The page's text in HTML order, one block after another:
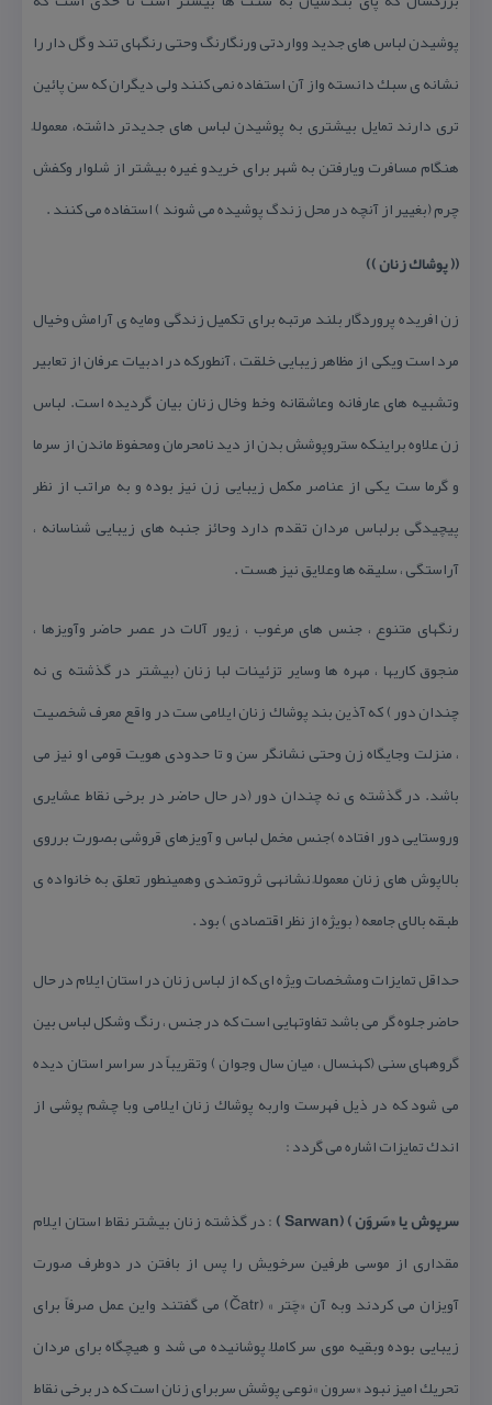
پوشیدن لباس های جدید وواردتی ورنگارنگ وحتی رنگهای تند و گل دار را
نشانه ی سبك دانسته واز آن استفاده نمی كنند ولی دیگران كه سن پائین
تری دارند تمایل بیشتری به پوشیدن لباس های جدیدتر داشته، معمولاً
هنگام مسافرت ویارفتن به شهر برای خریدو غیره بیشتر از شلوار وكفش
چرم (بغییر از آنچه در محل زندگ پوشیده می شوند ) استفاده می كنند .
(( پوشاك زنان ))
زن افریده پروردگار بلند مرتبه برای تكمیل زندگی ومایه ی آرامش وخیال
مرد است ویكی از مظاهر زیبایی خلقت ، آنطوركه در ادبیات عرفان از تعابیر
وتشبیه های عارفانه وعاشقانه وخط وخال زنان بیان گردیده است. لباس
زن علاوه براینكه ستروپوشش بدن از دید نامحرمان ومحفوظ ماندن از سرما
و گرما ست یكی از عناصر مكمل زیبایی زن نیز بوده و به مراتب از نظر
پیچیدگی برلباس مردان تقدم دارد وحائز جنبه های زیبایی شناسانه ،
آراستگی ، سلیقه ها وعلایق نیز هست .
رنگهای متنوع ، جنس های مرغوب ، زیور آلات در عصر حاضر وآویزها ،
منجوق كاریها ، مهره ها وسایر تزئینات لبا زنان (بیشتر در گذشته ی نه
چندان دور ) كه آذین بند پوشاك زنان ایلامی ست در واقع معرف شخصیت
، منزلت وجایگاه زن وحتی نشانگر سن و تا حدودی هویت قومی او نیز می
باشد. در گذشته ی نه چندان دور (در حال حاضر در برخی نقاط عشایری
وروستایی دور افتاده )جنس مخمل لباس و آویزهای قروشی بصورت برروی
بالاپوش های زنان معمولاً نشانهی ثروتمندی وهمینطور تعلق به خانواده ی
طبقه بالای جامعه ( بویژه از نظر اقتصادی ) بود .
حداقل تمایزات ومشخصات ویژه ای كه از لباس زنان در استان ایلام در حال
حاضر جلوه گر می باشد تفاوتهایی است كه در جنس ، رنگ وشكل لباس بین
گروههای سنی (كهنسال ، میان سال وجوان ) وتقریباً در سراسر استان دیده
می شود كه در ذیل فهرست واربه پوشاك زنان ایلامی وبا چشم پوشی از
اندك تمایزات اشاره می گردد :
سرپوش یا «سَروَن ) (Sarwan )
: در گذشته زنان بیشتر نقاط استان ایلام
مقداری از موسی طرفین سرخویش را پس از بافتن در دوطرف صورت
آویزان می كردند وبه آن «چَتر » (Čatr) می گفتند واین عمل صرفاً برای
زیبایی بوده وبقیه موی سر كاملاً پوشانیده می شد و هیچگاه برای مردان
تحریك امیز نبود «سرون »نوعی پوشش سربرای زنان است كه در برخی نقاط